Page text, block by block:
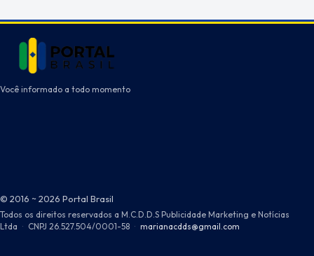
Você informado a todo momento
© 2016 ~ 2026 Portal Brasil
Todos os direitos reservados a M.C.D.D.S Publicidade Marketing e Notícias
Ltda · CNPJ 26.527.504/0001-58 · marianacdds@gmail.com